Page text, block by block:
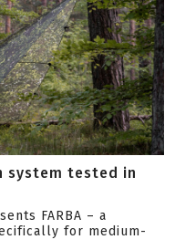
system tested in
FARBA – a
for medium-